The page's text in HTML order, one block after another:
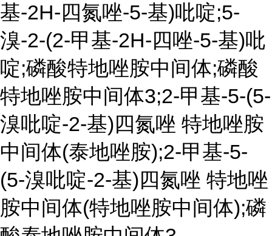
基-2H-四氮唑-5-基)吡啶;5-
溴-2-(2-甲基-2H-四唑-5-基)吡
啶;磷酸特地唑胺中间体;磷酸
特地唑胺中间体3;2-甲基-5-(5-
溴吡啶-2-基)四氮唑 特地唑胺
中间体(泰地唑胺);2-甲基-5-
(5-溴吡啶-2-基)四氮唑 特地唑
胺中间体(特地唑胺中间体);磷